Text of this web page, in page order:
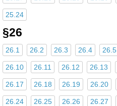
25.24
§26
26.1 26.2 26.3 26.4 26.5
26.10 26.11 26.12 26.13
26.17 26.18 26.19 26.20
26.24 26.25 26.26 26.27